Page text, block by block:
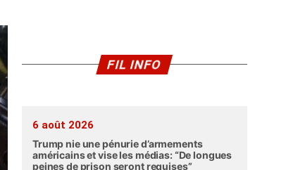
FIL INFO
6 août 2026
Trump nie une pénurie d’armements
américains et vise les médias: “De longues
peines de prison seront requises”